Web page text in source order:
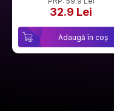
32.9 Lei
Adaugă în coș